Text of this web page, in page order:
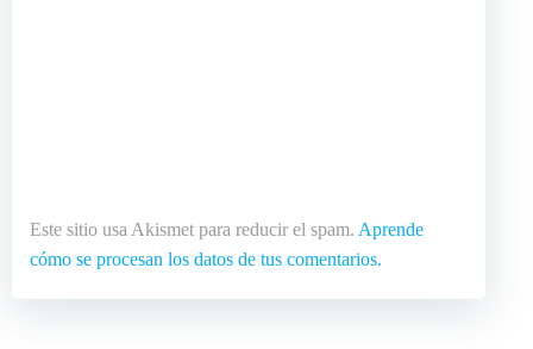
Este sitio usa Akismet para reducir el spam. Aprende
cómo se procesan los datos de tus comentarios.